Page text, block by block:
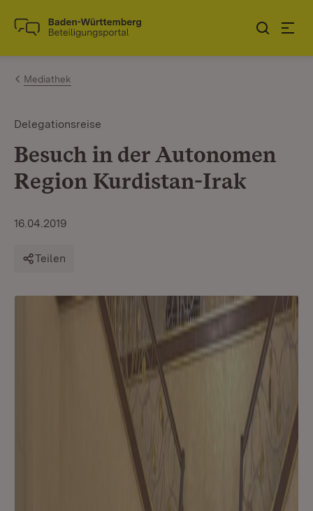
Zum Inhalt springen
Link zur Startseite
Mediathek
Delegationsreise
Besuch in der Autonomen
Region Kurdistan-Irak
16.04.2019
Teilen